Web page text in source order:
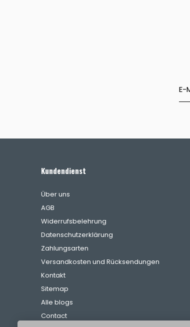
Kundendienst
Über uns
AGB
Widerrufsbelehrung
Datenschutzerklärung
Zahlungsarten
Versandkosten und Rücksendungen
Kontakt
Sitemap
Alle blogs
Contact